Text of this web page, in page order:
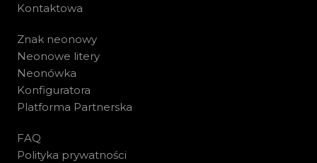
Kontaktowa
Znak neonowy
Neonowe litery
Neonówka
Konfiguratora
Platforma Partnerska
FAQ
Polityka prywatności